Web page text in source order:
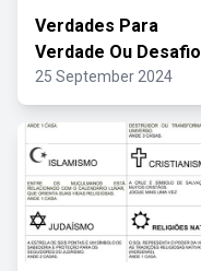
Verdades Para
Verdade Ou Desafio
25 September 2024